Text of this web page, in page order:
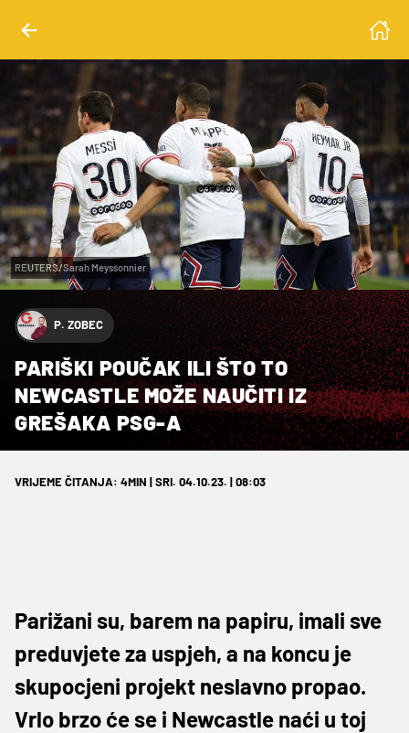
REUTERS/Sarah Meyssonnier
P. ZOBEC
PARIŠKI POUČAK ILI ŠTO TO
NEWCASTLE MOŽE NAUČITI IZ
GREŠAKA PSG-A
VRIJEME ČITANJA: 4MIN | SRI. 04.10.23. | 08:03
Parižani su, barem na papiru, imali sve
preduvjete za uspjeh, a na koncu je
skupocjeni projekt neslavno propao.
Vrlo brzo će se i Newcastle naći u toj